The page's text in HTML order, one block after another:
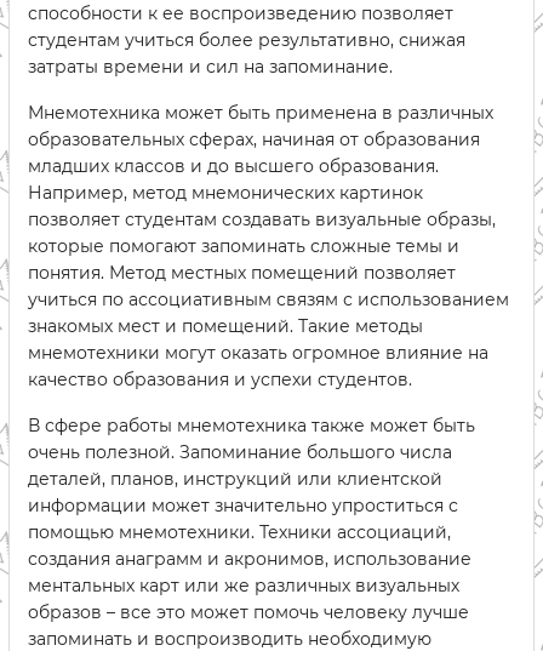
способности к ее воспроизведению позволяет
студентам учиться более результативно, снижая
затраты времени и сил на запоминание.
Мнемотехника может быть применена в различных
образовательных сферах, начиная от образования
младших классов и до высшего образования.
Например, метод мнемонических картинок
позволяет студентам создавать визуальные образы,
которые помогают запоминать сложные темы и
понятия. Метод местных помещений позволяет
учиться по ассоциативным связям с использованием
знакомых мест и помещений. Такие методы
мнемотехники могут оказать огромное влияние на
качество образования и успехи студентов.
В сфере работы мнемотехника также может быть
очень полезной. Запоминание большого числа
деталей, планов, инструкций или клиентской
информации может значительно упроститься с
помощью мнемотехники. Техники ассоциаций,
создания анаграмм и акронимов, использование
ментальных карт или же различных визуальных
образов – все это может помочь человеку лучше
запоминать и воспроизводить необходимую